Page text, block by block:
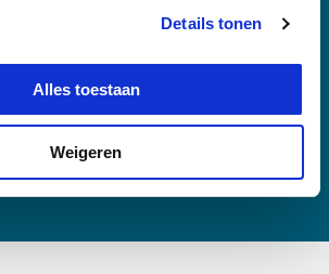
Details tonen
Alles toestaan
Weigeren
Anke Springer-Rouwette
anke.springer@witteveenbos.com